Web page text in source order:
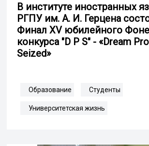
В институте иностранных
РГПУ им. А. И. Герцена
Финал XV юбилейного
конкурса "D P S" - «Dream
Seized»
Образование Студенты
Университетская жизнь